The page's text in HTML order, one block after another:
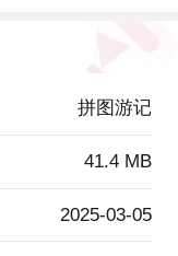
拼图游记
41.4 MB
2025-03-05